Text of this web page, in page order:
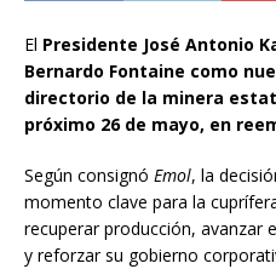
El Presidente José Antonio
Bernardo Fontaine como
directorio de la minera
próximo 26 de mayo, en
Según consignó Emol, la
momento clave para la
recuperar producción, avanzar
y reforzar su gobierno